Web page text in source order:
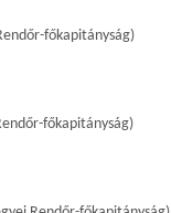
főkapitányság)
főkapitányság)